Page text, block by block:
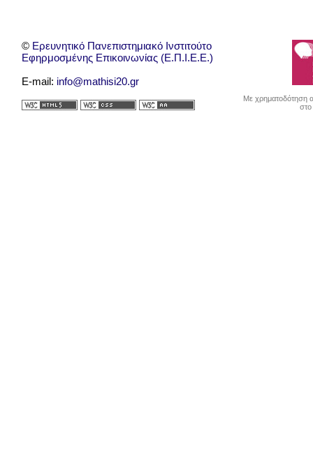
© Ερευνητικό Πανεπιστημιακό Ινστιτούτο
Εφηρμοσμένης Επικοινωνίας (Ε.Π.Ι.Ε.Ε.)
E-mail: info@mathisi20.gr
Με χρηματοδότηση